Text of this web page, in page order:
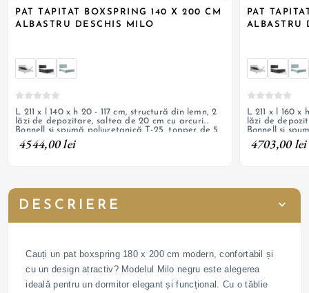
PAT TAPITAT BOXSPRING 140 X 200 CM
ALBASTRU DESCHIS MILO
L 211 x l 140 x h 20 - 117 cm, structură din lemn, 2
lăzi de depozitare, saltea de 20 cm cu arcuri
Bonnell și spumă poliuretanică T-25, topper de 5
cm, tapițerie din catifea, picioare din metal
negru mat cu h 13 cm
4544,00 lei
PAT
ALBASTRU
L 211 x l 160 x h 20 - 117 cm,
lăzi de
Bonnell și
cm, tapițerie
negru mat cu
4703,00 lei
DESCRIERE
Cauți un pat boxspring 180 x 200 cm modern, confortabil și
cu un design atractiv? Modelul Milo negru este alegerea
ideală pentru un dormitor elegant și funcțional. Cu o tăblie